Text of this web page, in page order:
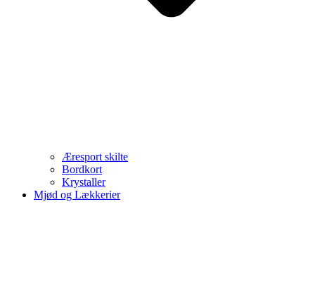
Æresport skilte
Bordkort
Krystaller
Mjød og Lækkerier